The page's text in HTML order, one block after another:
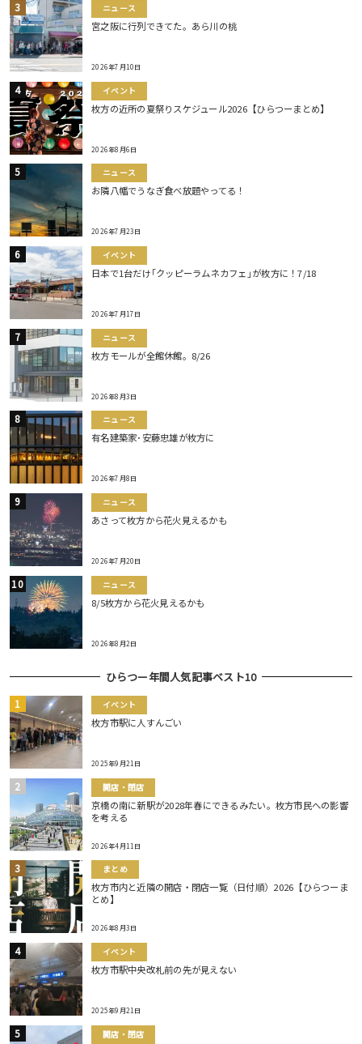
ニュース
宮之阪に行列できてた。あら川の桃
2026年7月10日
イベント
枚方の近所の夏祭りスケジュール2026【ひらつーまとめ】
2026年8月6日
ニュース
お隣八幡でうなぎ食べ放題やってる！
2026年7月23日
イベント
日本で1台だけ｢クッピーラムネカフェ｣が枚方に！7/18
2026年7月17日
ニュース
枚方モールが全館休館。8/26
2026年8月3日
ニュース
有名建築家･安藤忠雄が枚方に
2026年7月8日
ニュース
あさって枚方から花火見えるかも
2026年7月20日
ニュース
8/5枚方から花火見えるかも
2026年8月2日
ひらつー年間人気記事ベスト10
イベント
枚方市駅に人すんごい
2025年9月21日
開店・閉店
京橋の南に新駅が2028年春にできるみたい。枚方市民への影響
を考える
2026年4月11日
まとめ
枚方市内と近隣の開店・閉店一覧（日付順）2026【ひらつーま
とめ】
2026年8月3日
イベント
枚方市駅中央改札前の先が見えない
2025年9月21日
開店・閉店